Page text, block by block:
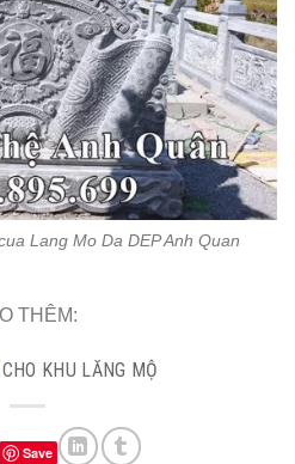
Lang Mo Da DEP Anh Quan
THÊM:
CHO KHU LĂNG MỘ
Save